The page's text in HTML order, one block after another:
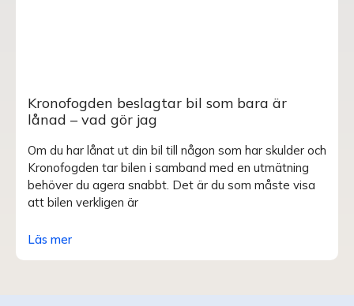
Kronofogden beslagtar bil som bara är
lånad – vad gör jag
Om du har lånat ut din bil till någon som har skulder och
Kronofogden tar bilen i samband med en utmätning
behöver du agera snabbt. Det är du som måste visa
att bilen verkligen är
Läs mer